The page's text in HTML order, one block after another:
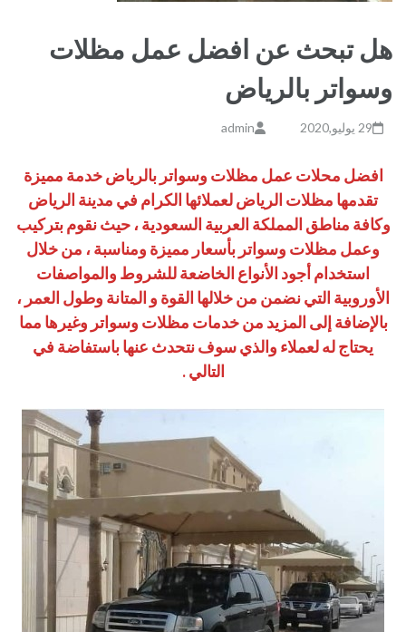
هل تبحث عن افضل عمل مظلات
وسواتر بالرياض
29 يوليو,2020 admin
افضل محلات عمل مظلات وسواتر بالرياض خدمة مميزة
تقدمها مظلات الرياض لعملائها الكرام في مدينة الرياض
وكافة مناطق المملكة العربية السعودية ، حيث نقوم بتركيب
وعمل مظلات وسواتر بأسعار مميزة ومناسبة ، من خلال
استخدام أجود الأنواع الخاضعة للشروط والمواصفات
الأوروبية التي نضمن من خلالها القوة و المتانة وطول العمر ،
بالإضافة إلى المزيد من خدمات مظلات وسواتر وغيرها مما
يحتاج له لعملاء والذي سوف نتحدث عنها باستفاضة في
التالي .